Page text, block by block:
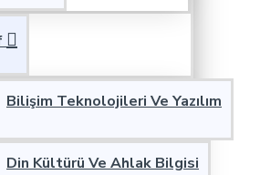
Bilişim Teknolojileri Ve Yazılım
Din Kültürü Ve Ahlak Bilgisi